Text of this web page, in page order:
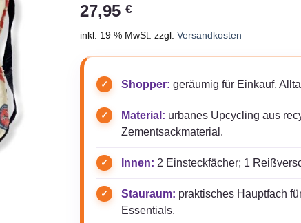
27,95 €
inkl. 19 % MwSt. zzgl. Versandkosten
Shopper: geräumig für Einkauf,
Material: urbanes Upcycling aus
Zementsackmaterial.
Innen: 2 Einsteckfächer; 1
Stauraum: praktisches Hauptfach
Essentials.